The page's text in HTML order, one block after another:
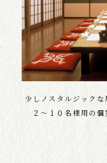
少しノスタルジックな
２～１０名様用の個